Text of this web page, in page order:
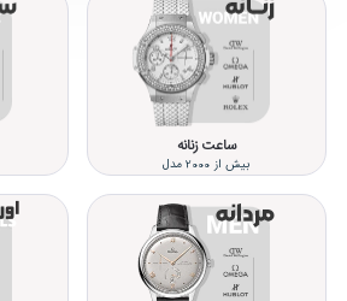
ساعت زنانه
بیش از 2000 مدل